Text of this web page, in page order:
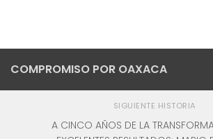
COMPROMISO POR OAXACA
SIGUIENTE HISTORIA
A CINCO AÑOS DE LA